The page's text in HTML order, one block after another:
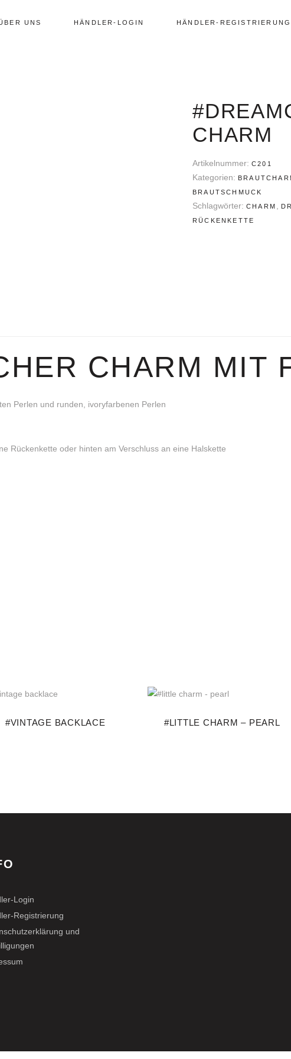
UNS HÄNDLER-LOGIN HÄNDLER-REGISTRIERUNG
CHARM
Artikelnummer: C201
Kategorien:
BRAUTSCHMUCK
Schlagwörter: CHARM
RÜCKENKETTE
CHARM MIT
Perlen und runden, ivoryfarbenen Perlen
Rückenkette oder hinten am Verschluss an eine Halskette
#VINTAGE BACKLACE #LITTLE CHARM – PEARL
Login
Registrierung
und